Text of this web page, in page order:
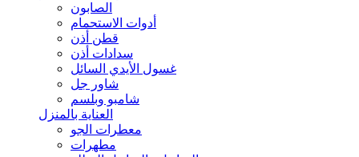
الصابون
أدوات الاستحمام
قطن أذن
سدادات أذن
غسول الأيدي السائل
شاور جل
شامبو وبلسم
العناية بالمنزل
معطرات الجو
مطهرات